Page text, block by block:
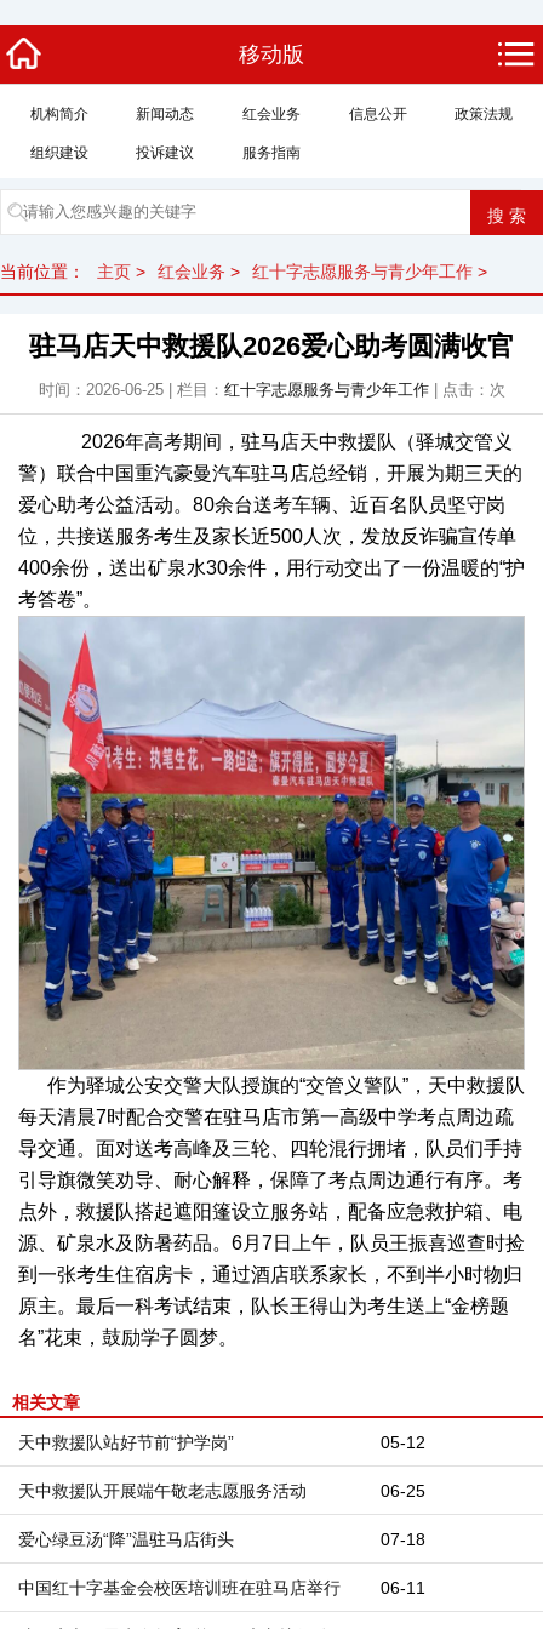
移动版
机构简介 新闻动态 红会业务 信息公开 政策法规
组织建设 投诉建议 服务指南
当前位置： 主页 > 红会业务 > 红十字志愿服务与青少年工作 >
驻马店天中救援队2026爱心助考圆满收官
时间：2026-06-25 | 栏目： 红十字志愿服务与青少年工作| 点击： 次
2026年高考期间，驻马店天中救援队
（驿城交管义
警）联合中国重汽豪曼汽车驻马店总经销，开展为期三天的
爱心助考公益活动。80余台送考车辆、近百名队员坚守岗
位，共接送服务考生及家长近500人次，发放反诈骗宣传单
400余份，送出矿泉水30余件，用行动交出了一份温暖的“护
考答卷”。
作为驿城公安交警大队授旗的“交管义警队”，天中救援队
每天清晨7时配合交警在驻马店市第一高级中学考点周边疏
导交通。面对送考高峰及三轮、四轮混行拥堵，队员们手持
引导旗微笑劝导、耐心解释，保障了考点周边通行有序。考
点外，救援队搭起遮阳篷设立服务站，配备应急救护箱、电
源、矿泉水及防暑药品。6月7日上午，队员王振喜巡查时捡
到一张考生住宿房卡，通过酒店联系家长，不到半小时物归
原主。最后一科考试结束，队长王得山为考生送上“金榜题
名”花束，鼓励学子圆梦。
相关文章
05-12
天中救援队站好节前“护学岗”
06-25
天中救援队开展端午敬老志愿服务活动
07-18
爱心绿豆汤“降”温驻马店街头
06-11
中国红十字基金会校医培训班在驻马店举行